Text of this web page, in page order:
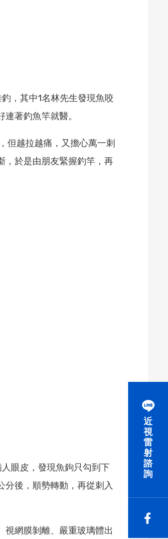
，其中1名林先生發現魚咬
著釣魚竿就醫。
但越拉越痛，又擔心萬一刺
，於是由朋友緊握釣竿，再
眼皮，發現魚鉤只勾到下
後，順勢轉動，再從刺入
視網膜剝離、嚴重玻璃體出
近
視
雷
射
諮
詢